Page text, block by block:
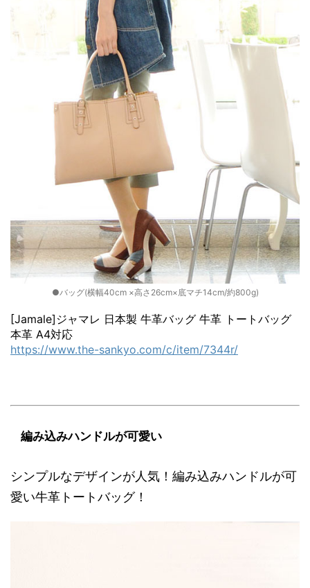
●バッグ(横幅40cm ×高さ26cm×底マチ14cm/約800g)
[Jamale]ジャマレ 日本製 牛革バッグ 牛革 トートバッグ
本革 A4対応
https://www.the-sankyo.com/c/item/7344r/
編み込みハンドルが可愛い
シンプルなデザインが人気！編み込みハンドルが可
愛い牛革トートバッグ！